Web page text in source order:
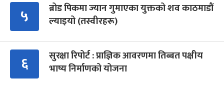
५
ब्रोड पिकमा ज्यान गुमाएका युक्तको शव काठमाडौं
ल्याइयो (तस्वीरहरू)
६
सुरक्षा रिपोर्ट : प्राज्ञिक आवरणमा तिब्बत पक्षीय
भाष्य निर्माणको योजना